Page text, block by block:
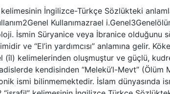
kelimesinin İngilizce-Türkçe Sözlükteki
Kullanımazrael
İsmin Süryanice veya İbranice olduğunu
ve “El’in yardımcısı” anlamına gelir.
kelimelerinden oluşmuştur ve güçlü,
kendisinden “Melekü’l-Mevt” (Ölüm
ismi bilinmemektedir. İslam dünyasında